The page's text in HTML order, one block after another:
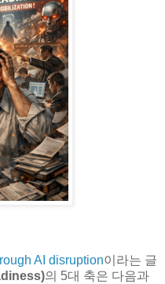
AI disruption이라는 글
의 5대 축은 다음과